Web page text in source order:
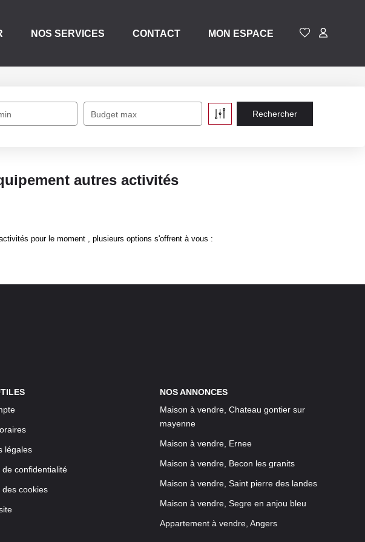
NOS SERVICES CONTACT MON ESPACE
Budget max
autres activités
pour le moment , plusieurs options s'offrent à vous :
légales
de confidentialité
des cookies
NOS ANNONCES
Maison à vendre, Chateau gontier sur
mayenne
Maison à vendre, Ernee
Maison à vendre, Becon les granits
Maison à vendre, Saint pierre des landes
Maison à vendre, Segre en anjou bleu
Appartement à vendre, Angers